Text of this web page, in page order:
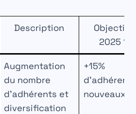
Description
Objectifs
2025 ?
Augmentation
du nombre
d’adhérents et
diversification
+15%
nouveaux